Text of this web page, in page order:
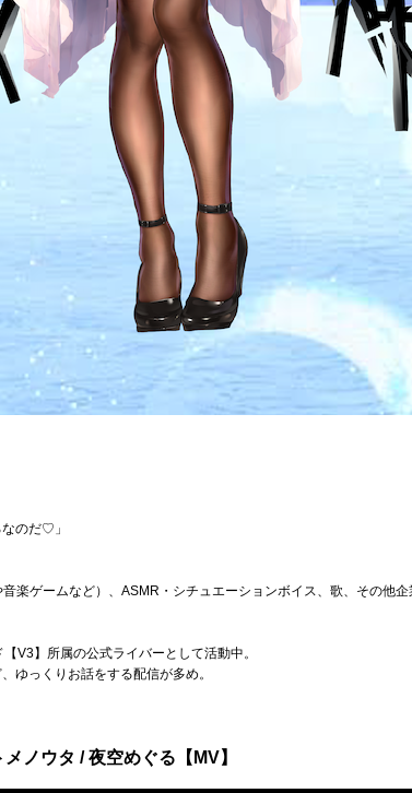
のだ♡」
楽ゲームなど）、ASMR・シチュエーションボイス、歌、その他
V3】所属の公式ライバーとして活動中。
ゆっくりお話をする配信が多め。
ノウタ / 夜空めぐる【MV】